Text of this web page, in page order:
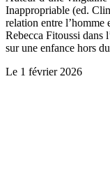
Inappropriable (ed.
relation entre
Rebecca Fitoussi dans
sur une enfance hors
Le 1 février 2026